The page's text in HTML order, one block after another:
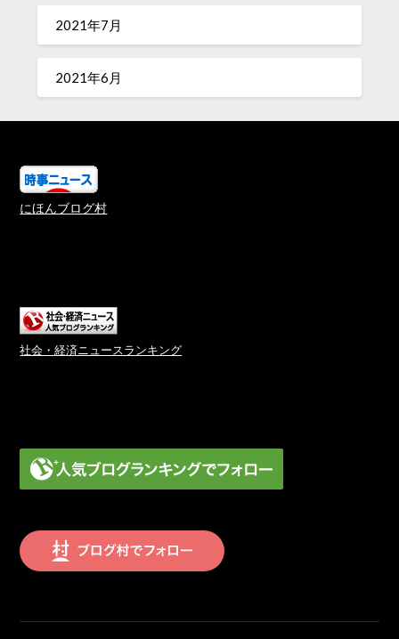
2021年7月
2021年6月
にほんブログ村
社会・経済ニュースランキング